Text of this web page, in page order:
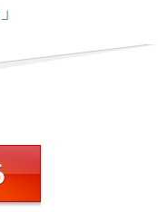
」